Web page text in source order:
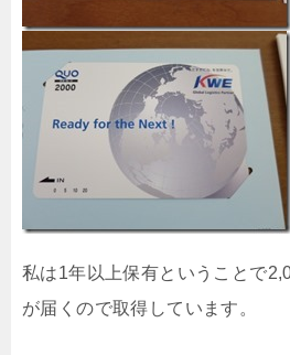
私は1年以上保有ということで
が届くので取得しています。